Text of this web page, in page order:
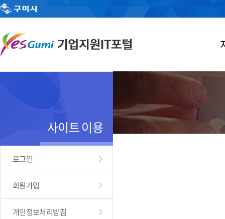
사이트 이용
로그인
회원가입
개인정보처리방침